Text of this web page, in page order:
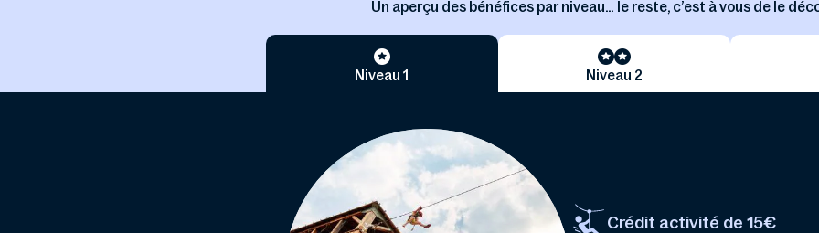
Un aperçu des bénéfices par niveau… le reste, c’est à vous de le
Niveau 1 Niveau 2
Crédit activité de 15€